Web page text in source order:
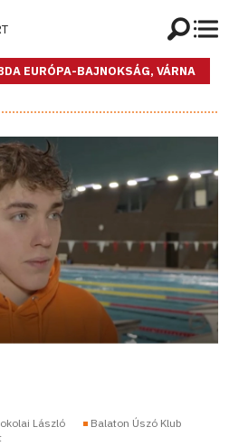
EURÓPA-BAJNOKSÁG, VÁRNA
László
Balaton Úszó Klub